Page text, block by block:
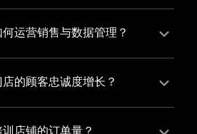
！
开通宠物培训店铺，快速搭建
们为您提供有赞微商城、有赞
品牌，携手共创辉煌事业！
运营销售与数据管理？
商城、有赞私域运营和有赞小
铺提供一站式解决方案，从运
的顾客忠诚度增长？
理系统，建立自己的会员体
等福利来吸引顾客再次购买，
店铺的订单量？